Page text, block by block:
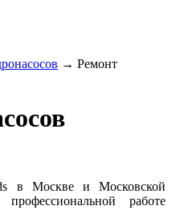
→ Ремонт
в Москве и Московской
работе